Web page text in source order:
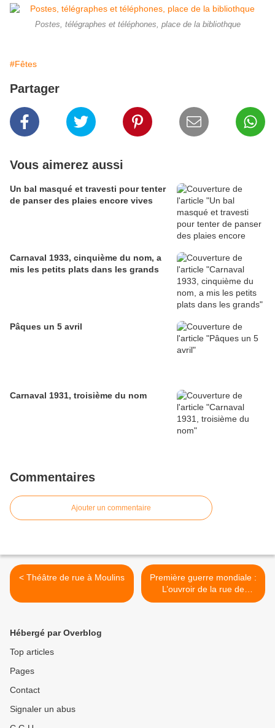
Postes, télégraphes et téléphones, place de la bibliothque
#Fêtes
Partager
Vous aimerez aussi
Un bal masqué et travesti pour tenter
de panser des plaies encore vives
Carnaval 1933, cinquième du nom, a
mis les petits plats dans les grands
Pâques un 5 avril
Carnaval 1931, troisième du nom
Commentaires
Ajouter un commentaire
< Théâtre de rue à Moulins
Première guerre mondiale :
L’ouvroir de la rue de
Bourgogne à Moulins >
Hébergé par Overblog
Top articles
Pages
Contact
Signaler un abus